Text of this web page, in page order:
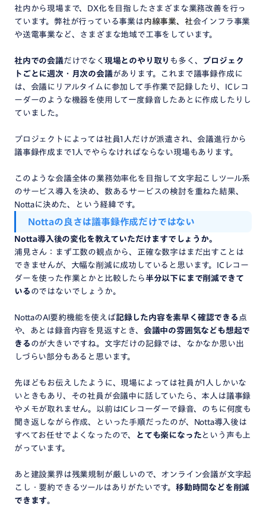
社内から現場まで、DX化を目指したさまざまな業務改善を行っ
ています。弊社が行っている事業は内線事業、社会インフラ事業
や送電事業など、さまざまな地域で工事をしています。
社内での会議だけでなく 現場とのやり取り も多く、 プロジェク
トごとに週次・月次の会議があります。これまで議事録作成に
は、会議にリアルタイムに参加して手作業で記録したり、ICレコ
ーダーのような機器を使用して一度録音したあとに作成したりし
ていました。
プロジェクトによっては社員1人だけが派遣され、会議進行から
議事録作成まで1人でやらなければならない現場もあります。
このような会議全体の業務効率化を目指して文字起こしツール系
のサービス導入を決め、数あるサービスの検討を重ねた結果、
Nottaに決めた、という経緯です。
Nottaの 良さは議事録作成だけではない
Notta導入後の変化 を教えて いただけますでしょうか。
浦見さん：まず工数の観点から、正確な数字はまだ出すことは
できませんが、大幅な削減に成功していると思います。ICレコー
ダーを使った作業とかと比較したら 半分以下にまで削減できて
いる のではないでしょうか。
NottaのAI要約機能を使えば記録した内容を素早く確認できる 点
や、あとは録音内容を見返すとき、 会議中の雰囲気なども想起で
きる のが大きいですね。文字だけの記録では、なかなか思い出
しづらい部分もあると思います。
先ほどもお伝えしたように、現場によっては社員が1人しかいな
いときもあり、その社員が会議中に話していたら、本人は議事録
やメモが取れません。以前はICレコーダーで録音、のちに何度も
聞き返しながら作成、といった手順だったのが、Notta導入後は
すべてお任せでよくなったので、
とても楽になった という声も上
がっています。
あと建設業界は残業規制が厳しいので、オンライン会議が文字起
こし・要約できるツールはありがたいです。 移動時間などを削減
できます。